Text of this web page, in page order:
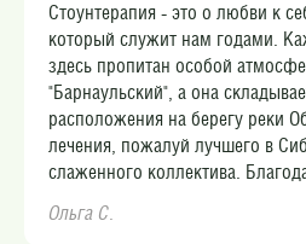
Стоунтерапия - это о любви к
который служит нам годами.
здесь пропитан особой
"Барнаульский", а она
расположения на берегу реки
лечения, пожалуй лучшего в
слаженного коллектива.
Ольга С.